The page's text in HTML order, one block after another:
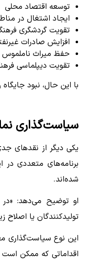
توسعه اقتصاد محلی
ایجاد اشتغال در
تقویت گردشگری
افزایش صادرات
حفظ میراث ناملموس
تقویت دیپلماسی
با این حال، نبود
سیاست‌گذاری
یکی دیگر از نقدهای
برنامه‌های متعددی در
شده‌اند.
او توضیح می‌دهد: «در
تولیدکنندگان یا
این نوع سیاست‌گذاری
اقداماتی که ممکن است